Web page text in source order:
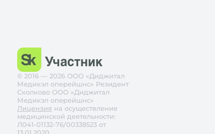
© 2016 — 2026 ООО «Диджитал
Медикэл оперейшнс» Резидент
Сколково ООО «Диджитал
Медикэл оперейшнс»
Лицензия на осуществление
медицинской деятельности:
Л041-01132-76/00338523 от